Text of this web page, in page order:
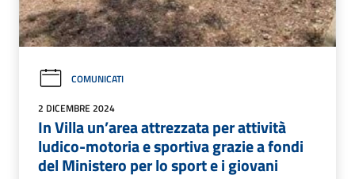
COMUNICATI
2 DICEMBRE 2024
In Villa un’area attrezzata per attività
ludico-motoria e sportiva grazie a fondi
del Ministero per lo sport e i giovani